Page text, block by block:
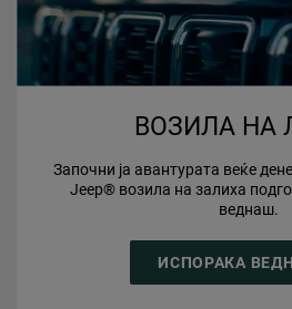
ВОЗИЛА НА
Започни ја авантурата веќе
Jeep® возила на залиха
веднаш.
ИСПОРАКА